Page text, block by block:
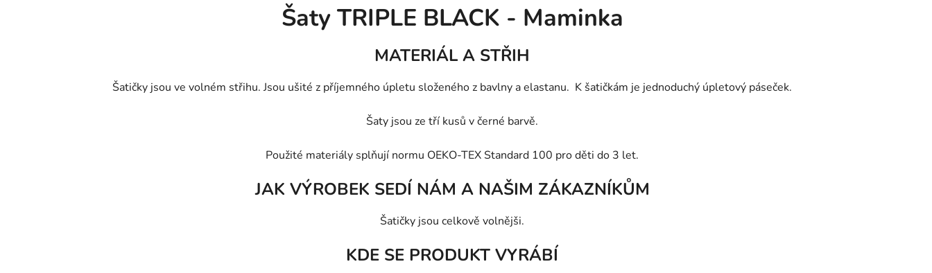
Šaty TRIPLE BLACK - Maminka
MATERIÁL A STŘIH
Šatičky jsou ve volném střihu. Jsou ušité z příjemného úpletu složeného z bavlny a elastanu. K šatičkám je jednoduchý úpletový páseček.
Šaty jsou ze tří kusů v černé barvě.
Použité materiály splňují normu OEKO-TEX Standard 100 pro děti do 3 let.
JAK VÝROBEK SEDÍ NÁM A NAŠIM ZÁKAZNÍKŮM
Šatičky jsou celkově volnějši.
KDE SE PRODUKT VYRÁBÍ